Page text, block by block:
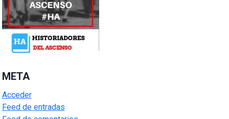
META
Acceder
Feed de entradas